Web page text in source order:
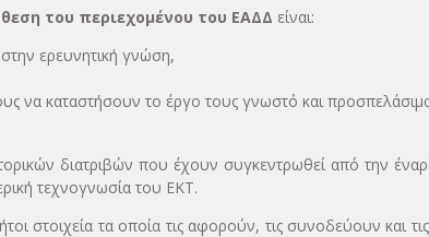
του περιεχομένου του ΕΑΔΔ είναι:
ερευνητική γνώση,
να καταστήσουν το έργο τους γνωστό και προσπελάσιμο
διατριβών που έχουν συγκεντρωθεί από την
τεχνογνωσία του ΕΚΤ.
στοιχεία τα οποία τις αφορούν, τις συνοδεύουν και